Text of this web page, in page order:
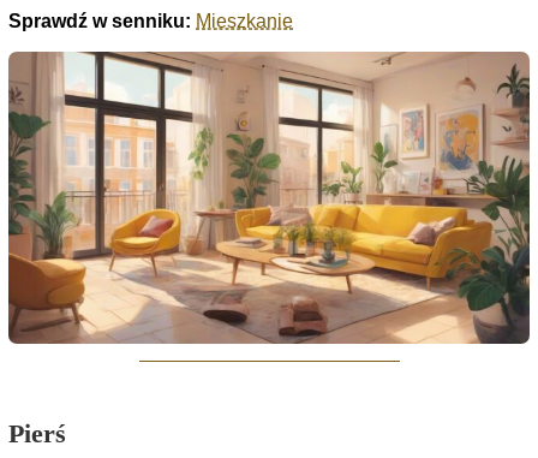
Sprawdź w senniku: Mieszkanie
Pierś